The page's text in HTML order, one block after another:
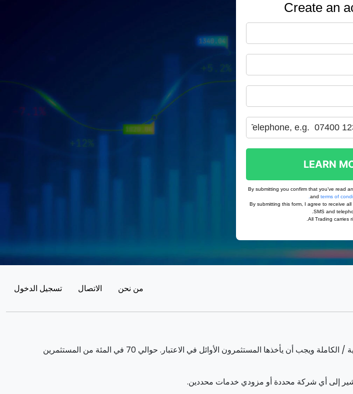
من نحن الاتصال تسجيل الدخول
يمكن أن يولد التداول فوائد ملحوظة. ومع ذلك ، فإنه ينطوي أيضا على مخاطر خسارة الأموال الجزئية / الكاملة ويجب أن يأخذها المستثمرون الأوائل في الاعتبار. حوالي 70 في المئة من المستثمرين
إلى أي شركة محددة أو مزودي خدمات محددين.